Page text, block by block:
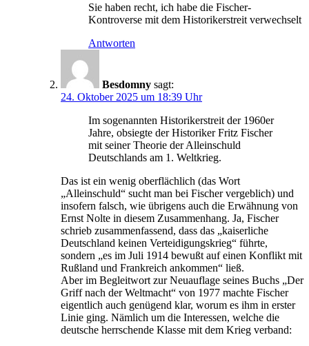
Sie haben recht, ich habe die Fischer-
Kontroverse mit dem Historikerstreit verwechselt
Antworten
Besdomny sagt:
24. Oktober 2025 um 18:39 Uhr
Im sogenannten Historikerstreit der 1960er
Jahre, obsiegte der Historiker Fritz Fischer
mit seiner Theorie der Alleinschuld
Deutschlands am 1. Weltkrieg.
Das ist ein wenig oberflächlich (das Wort
„Alleinschuld“ sucht man bei Fischer vergeblich) und
insofern falsch, wie übrigens auch die Erwähnung von
Ernst Nolte in diesem Zusammenhang. Ja, Fischer
schrieb zusammenfassend, dass das „kaiserliche
Deutschland keinen Verteidigungskrieg“ führte,
sondern „es im Juli 1914 bewußt auf einen Konflikt mit
Rußland und Frankreich ankommen“ ließ.
Aber im Begleitwort zur Neuauflage seines Buchs „Der
Griff nach der Weltmacht“ von 1977 machte Fischer
eigentlich auch genügend klar, worum es ihm in erster
Linie ging. Nämlich um die Interessen, welche die
deutsche herrschende Klasse mit dem Krieg verband: